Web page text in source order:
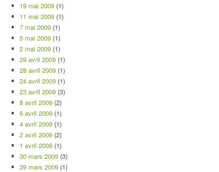
19 mai 2009 (1)
11 mai 2009 (1)
7 mai 2009 (1)
5 mai 2009 (1)
2 mai 2009 (1)
29 avril 2009 (1)
28 avril 2009 (1)
24 avril 2009 (1)
23 avril 2009 (3)
8 avril 2009 (2)
6 avril 2009 (1)
4 avril 2009 (1)
2 avril 2009 (2)
1 avril 2009 (1)
30 mars 2009 (3)
29 mars 2009 (1)